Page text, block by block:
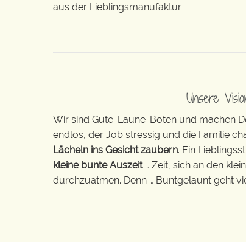
aus der Lieblingsmanufaktur
Unsere
Wir sind Gute-Laune-Boten und machen
endlos, der Job stressig und die Familie
Lächeln ins Gesicht zaubern. Ein
kleine bunte Auszeit… Zeit, sich an den
durchzuatmen. Denn … Buntgelaunt geht